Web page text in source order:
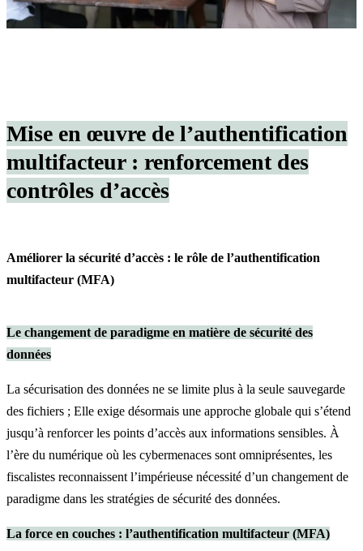
Mise en œuvre de l’authentification
multifacteur : renforcement des
contrôles d’accès
Améliorer la sécurité d’accès : le rôle de l’authentification
multifacteur (MFA)
Le changement de paradigme en matière de sécurité des
données
La sécurisation des données ne se limite plus à la seule sauvegarde
des fichiers ; Elle exige désormais une approche globale qui s’étend
jusqu’à renforcer les points d’accès aux informations sensibles. À
l’ère du numérique où les cybermenaces sont omniprésentes, les
fiscalistes reconnaissent l’impérieuse nécessité d’un changement de
paradigme dans les stratégies de sécurité des données.
La force en couches : l’authentification multifacteur (MFA)